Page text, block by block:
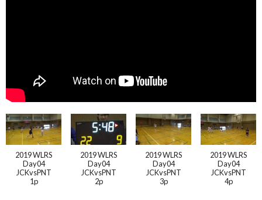
2019 WLRS
Day04
JCKvsPNT
1p
2019 WLRS
Day04
JCKvsPNT
2p
2019 WLRS
Day04
JCKvsPNT
3p
2019 WLRS
Day04
JCKvsPNT
4p